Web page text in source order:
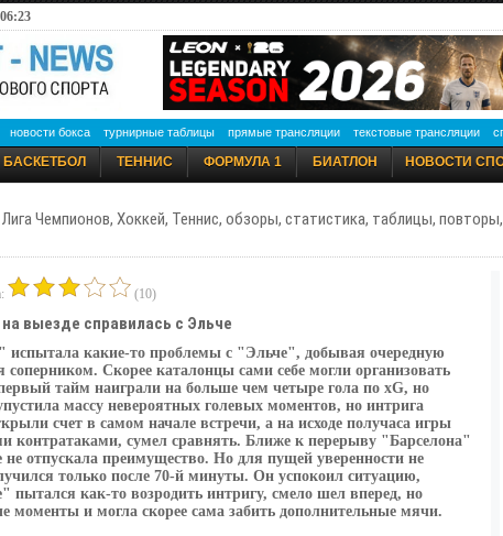
06:23
новости бокса турнирные таблицы прямые трансляции текстовые трансляции
БАСКЕТБОЛ ТЕННИС ФОРМУЛА 1 БИАТЛОН НОВОСТИ
Чемпионов, Хоккей, Теннис, обзоры, статистика, таблицы,
(10)
выезде справилась с Эльче
испытала какие-то проблемы с "Эльче", добывая очередную
соперником. Скорее каталонцы сами себе могли организовать
тайм наиграли на больше чем четыре гола по xG, но
массу невероятных голевых моментов, но интрига
счет в самом начале встречи, а на исходе получаса игры
сумел сравнять. Ближе к перерыву "Барселона"
отпускала преимущество. Но для пущей уверенности не
только после 70-й минуты. Он успокоил ситуацию,
пытался как-то возродить интригу, смело шел вперед, но
моменты и могла скорее сама забить дополнительные мячи.